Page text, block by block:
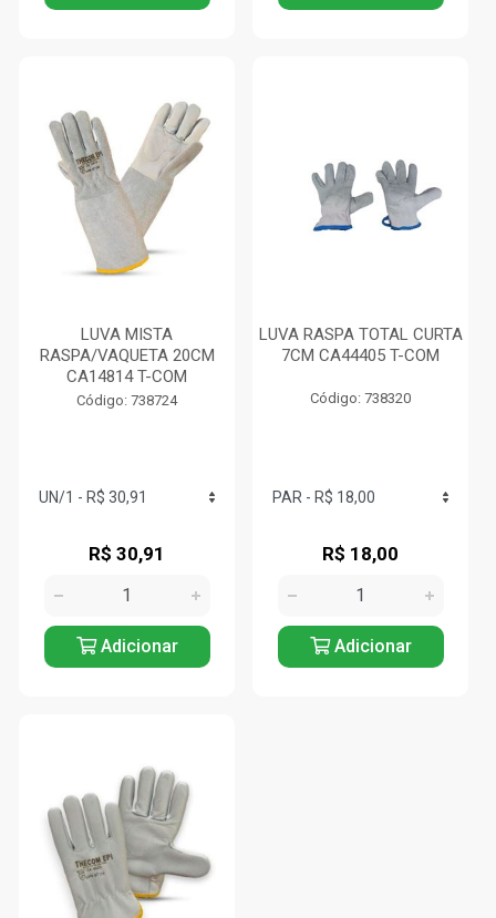
LUVA MISTA
RASPA/VAQUETA 20CM
CA14814 T-COM
Código: 738724
R$ 30,91
Adicionar
LUVA RASPA TOTAL CURTA
7CM CA44405 T-COM
Código: 738320
R$ 18,00
Adicionar